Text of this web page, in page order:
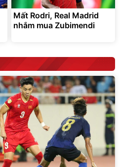
Mất Rodri, Real Madrid
nhắm mua Zubimendi